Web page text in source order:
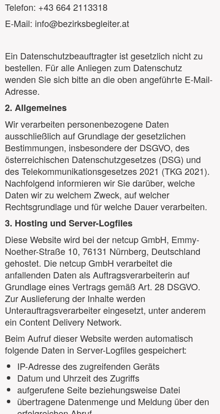
Telefon: +43 664 2113318
E-Mail: info@bezirksbegleiter.at
Ein Datenschutzbeauftragter ist gesetzlich nicht zu
bestellen. Für alle Anliegen zum Datenschutz
wenden Sie sich bitte an die oben angeführte E-Mail-
Adresse.
2. Allgemeines
Wir verarbeiten personenbezogene Daten
ausschließlich auf Grundlage der gesetzlichen
Bestimmungen, insbesondere der DSGVO, des
österreichischen Datenschutzgesetzes (DSG) und
des Telekommunikationsgesetzes 2021 (TKG 2021).
Nachfolgend informieren wir Sie darüber, welche
Daten wir zu welchem Zweck, auf welcher
Rechtsgrundlage und für welche Dauer verarbeiten.
3. Hosting und Server-Logfiles
Diese Website wird bei der netcup GmbH, Emmy-
Noether-Straße 10, 76131 Nürnberg, Deutschland
gehostet. Die netcup GmbH verarbeitet die
anfallenden Daten als Auftragsverarbeiterin auf
Grundlage eines Vertrags gemäß Art. 28 DSGVO.
Zur Auslieferung der Inhalte werden
Unterauftragsverarbeiter eingesetzt, unter anderem
ein Content Delivery Network.
Beim Aufruf dieser Website werden automatisch
folgende Daten in Server-Logfiles gespeichert:
IP-Adresse des zugreifenden Geräts
Datum und Uhrzeit des Zugriffs
aufgerufene Seite beziehungsweise Datei
übertragene Datenmenge und Meldung über den